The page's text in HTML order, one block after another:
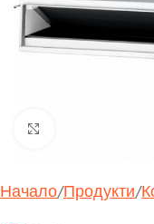
Начало Продукти